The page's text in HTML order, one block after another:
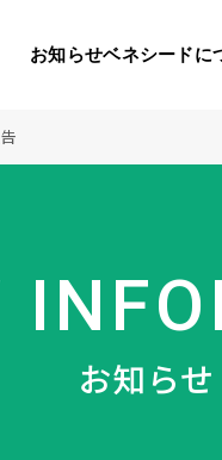
お知らせ
ベネシードにつ
お知らせベネシードに
プライアンス行動指針
メディアパートナーシ
品のご購入について
お知らせ